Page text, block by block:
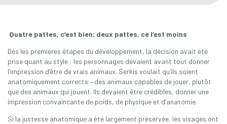
Quatre pattes, c’est bien; deux pattes, ce l’est moins
Dès les premières étapes du développement, la décision avait été
prise quant au style : les personnages devaient avant tout donner
l’impression d’être de vrais animaux. Serkis voulait qu’ils soient
anatomiquement corrects – des animaux capables de jouer, plutôt
que des animaux qui jouent. Ils devaient être crédibles, donner une
impression convaincante de poids, de physique et d’anatomie.
Si la justesse anatomique a été largement préservée, les visages ont